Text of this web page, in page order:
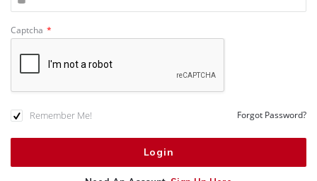
Captcha *
Remember Me! Forgot Password?